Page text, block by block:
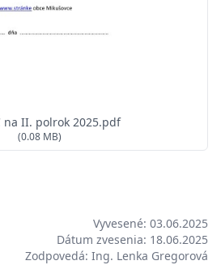
na II. polrok 2025.pdf
(0.08 MB)
Vyvesené: 03.06.2025
Dátum zvesenia: 18.06.2025
Zodpovedá: Ing. Lenka Gregorová